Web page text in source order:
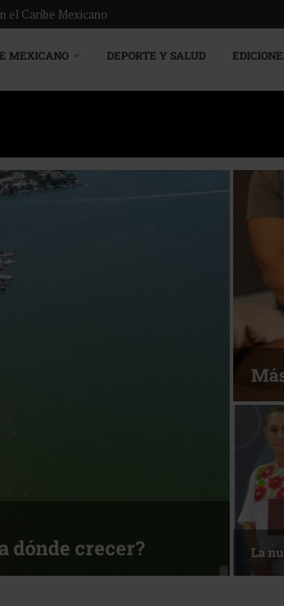
el Caribe Mexicano
MEXICANO DEPORTE Y SALUD
dónde crecer? La